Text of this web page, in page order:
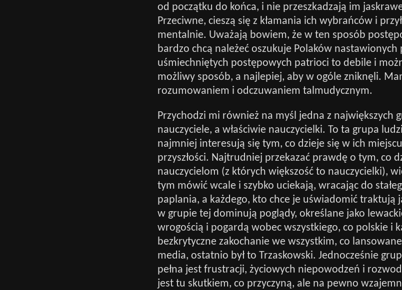
od początku do końca, i nie przeszkadzają im
Przeciwne, cieszą się z kłamania ich wybrańców i
mentalnie. Uważają bowiem, że w ten sposób
bardzo chcą należeć oszukuje Polaków
uśmiechniętych postępowych patrioci to debile i
możliwy sposób, a najlepiej, aby w ogóle zniknęli.
rozumowaniem i odczuwaniem talmudycznym.
Przychodzi mi również na myśl jedna z największych
nauczyciele, a właściwie nauczycielki. To ta grupa
najmniej interesują się tym, co dzieje się w ich
przyszłości. Najtrudniej przekazać prawdę o tym, co
nauczycielom (z których większość to nauczycielki),
tym mówić wcale i szybko uciekają, wracając do
paplania, a każdego, kto chce je uświadomić traktują
w grupie tej dominują poglądy, określane jako
wrogością i pogardą wobec wszystkiego, co polskie i
bezkrytyczne zakochanie we wszystkim, co
media, ostatnio był to Trzaskowski. Jednocześnie
pełna jest frustracji, życiowych niepowodzeń i
jest tu skutkiem, co przyczyną, ale na pewno